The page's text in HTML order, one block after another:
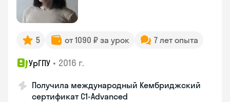
5 от 1090 ₽ за урок 7 лет опыта
УрГПУ • 2016 г.
Получила международный Кембриджский
сертификат С1-Advanced